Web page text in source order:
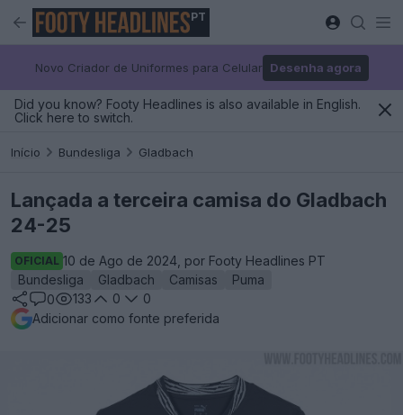
PT
Novo Criador de Uniformes para Celular Desenha agora
Did you know? Footy Headlines is also available in English.
Click here to switch.
Início Bundesliga Gladbach
Lançada a terceira camisa do Gladbach
24-25
OFICIAL 10 de Ago de 2024, por Footy Headlines PT
Bundesliga
Gladbach Camisas
Puma
0
133 0
0
Adicionar como fonte preferida